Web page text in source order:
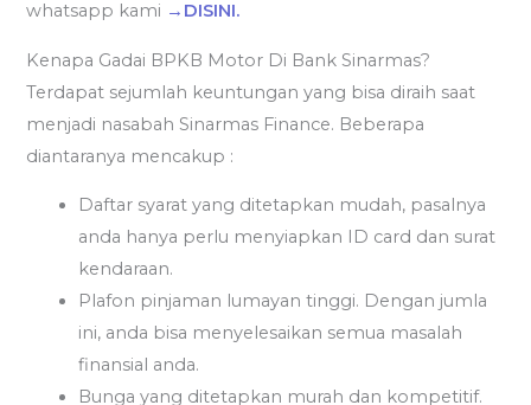
whatsapp kami →DISINI.
Kenapa Gadai BPKB Motor Di Bank Sinarmas?
Terdapat sejumlah keuntungan yang bisa diraih saat
menjadi nasabah Sinarmas Finance. Beberapa
diantaranya mencakup :
Daftar syarat yang ditetapkan mudah, pasalnya
anda hanya perlu menyiapkan ID card dan surat
kendaraan.
Plafon pinjaman lumayan tinggi. Dengan jumla
ini, anda bisa menyelesaikan semua masalah
finansial anda.
Bunga yang ditetapkan murah dan kompetitif.